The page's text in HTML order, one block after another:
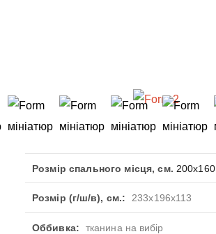
Розмір спального місця, см. 200x160
Розмір (г/ш/в), см.: 233x196x113
Оббивка: тканина на вибір